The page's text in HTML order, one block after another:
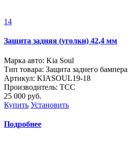
14
Защита задняя (уголки) 42,4 мм
Марка авто: Kia Soul
Тип товара: Защита заднего бампера
Артикул: KIASOUL19-18
Производитель: ТСС
25 000 руб.
Купить Установить
Подробнее